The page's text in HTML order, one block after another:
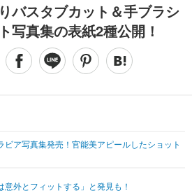
スマートフォン
その他
映画・ドラマ
その他
バスタブカット＆手ブラシ
真集の表紙2種公開！
ビア写真集発売！官能美アピールしたショット
外とフィットする」と発見も！